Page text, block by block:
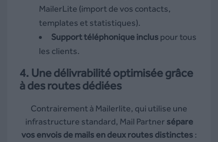
MailerLite (import de vos contacts,
templates et statistiques).
Support téléphonique incluspour tous
les clients.
4. Une délivrabilité optimisée grâce
à des routes dédiées
Contrairement à Mailerlite, qui utilise une
infrastructure standard, Mail Partner sépare
vos envois de mails en deux routes distinctes: